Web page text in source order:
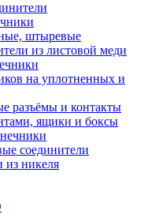
штыревые
из листовой меди
на уплотненных и
разъёмы и контакты
ящики и боксы
соединители
из никеля